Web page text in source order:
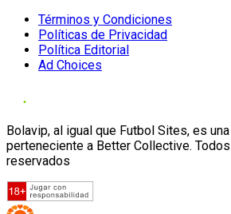
Términos y Condiciones
Políticas de Privacidad
Política Editorial
Ad Choices
Bolavip, al igual que Futbol Sites, es
perteneciente a Better Collective.
reservados